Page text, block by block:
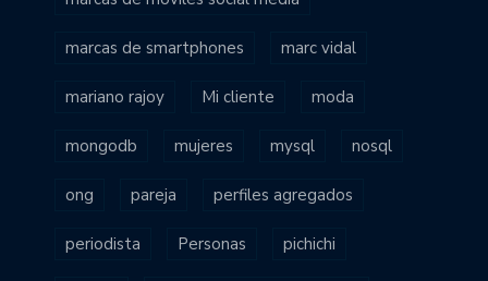
marcas de smartphones marc vidal
mariano rajoy Mi cliente moda
mongodb mujeres mysql nosql
ong pareja perfiles agregados
periodista Personas pichichi